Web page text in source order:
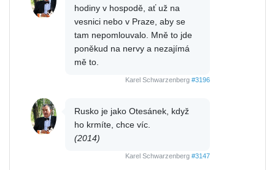
hodiny v hospodě, ať už na
vesnici nebo v Praze, aby se
tam nepomlouvalo. Mně to jde
poněkud na nervy a nezajímá
mě to.
Karel Schwarzenberg #3196
Rusko je jako Otesánek, když
ho krmíte, chce víc.
(2014)
Karel Schwarzenberg #3147